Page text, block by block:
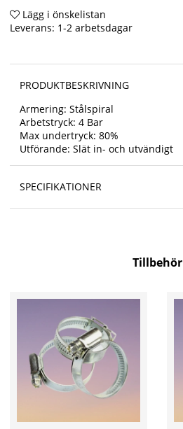
Lägg i önskelistan
Leverans: 1-2 arbetsdagar
PRODUKTBESKRIVNING
Armering: Stålspiral
Arbetstryck: 4 Bar
Max undertryck: 80%
Utförande: Slät in- och utvändigt
SPECIFIKATIONER
Tillbehör